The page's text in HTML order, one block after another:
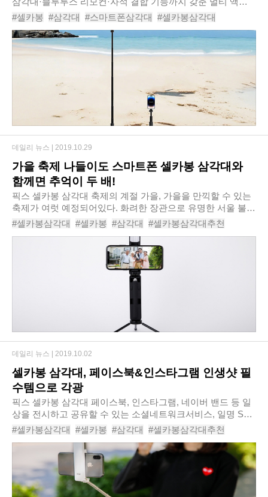
서리로 진화하고 있다. 특히 맥세이프 기능이 포함된 모델은
탈부착이 간편하고, 별도의 거치대..
#셀카봉 #삼각대 #스마트폰삼각대 #셀카봉삼각대
#핸드폰삼각대 #휴대폰삼각대 #삼각대셀카봉
#스마트폰셀카봉 #무선셀카봉
#머레이블루투스맥세이프셀카봉MotionEyeIII
가을 축제 나들이도 스마트폰 셀카봉 삼각대와
함께면 추억이 두 배!
픽스 셀카봉 삼각대 축제의 계절 가을, 가을을 만끽할 수 있는
축제가 여럿 예정되어있다. 화려한 장관으로 유명한 서울 불꽃
축제는 이미 지났지만, 청계천일대에서 아름다운 야경을 즐길
수 있는 ‘서울 빛초롱 축제’가오는..
#셀카봉삼각대 #셀카봉 #삼각대 #셀카봉삼각대추천
#셀카봉추천 #삼각대추천 #추천 #삼각대셀카봉 #인생샷
데일리 뉴스 | 2019.10.29
셀카봉 삼각대, 페이스북&인스타그램 인생샷 필
수템으로 각광
픽스 셀카봉 삼각대​ 페이스북, 인스타그램, 네이버 밴드 등 일
상을 전시하고 공유할 수 있는 소셜네트워크서비스, 일명 SNS
의 인기가 계속되고 있다. 이미 ‘메가트렌드’의반열에 올라선
SNS는 블로그와 같은 텍스트 위..
#셀카봉삼각대 #셀카봉 #삼각대 #셀카봉삼각대추천
#셀카봉추천 #삼각대추천 #추천 #삼각대셀카봉 #인생샷
데일리 뉴스 | 2019.10.02